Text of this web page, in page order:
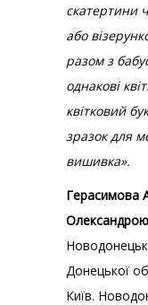
скатертини
або
разом з
однакові
квітковий
зразок для
вишивка».
Герасимова
Донецької
Київ.